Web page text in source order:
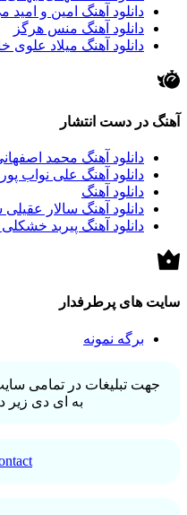
دانلود آهنگ امین و امید
دانلود آهنگ منس هرگز
دانلود آهنگ میلاد
آهنگ در دست انتشار
دانلود آهنگ محمد
دانلود آهنگ علی نواب
دانلود آهنگ
دانلود آهنگ سالار
دانلود آهنگ پیربد
سایت های پرطرفدار
برگه نمونه
جهت تبلیغات در تمامی
به ای دی زیر